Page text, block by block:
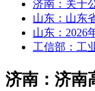
济南：关于
山东：山东
山东：2026
工信部：工
济南：济南